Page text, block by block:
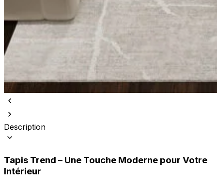
Description
Tapis Trend – Une Touche Moderne pour Votre
Intérieur